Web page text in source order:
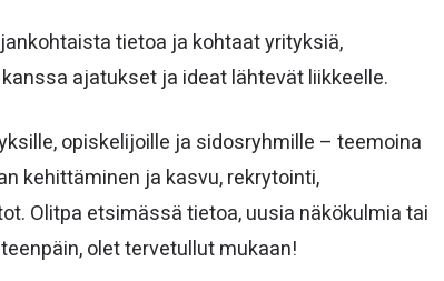
tietoa ja kohtaat yrityksiä,
ajatukset ja ideat lähtevät liikkeelle.
opiskelijoille ja sidosryhmille – teemoina
kehittäminen ja kasvu, rekrytointi,
Olitpa etsimässä tietoa, uusia näkökulmia tai
olet tervetullut mukaan!